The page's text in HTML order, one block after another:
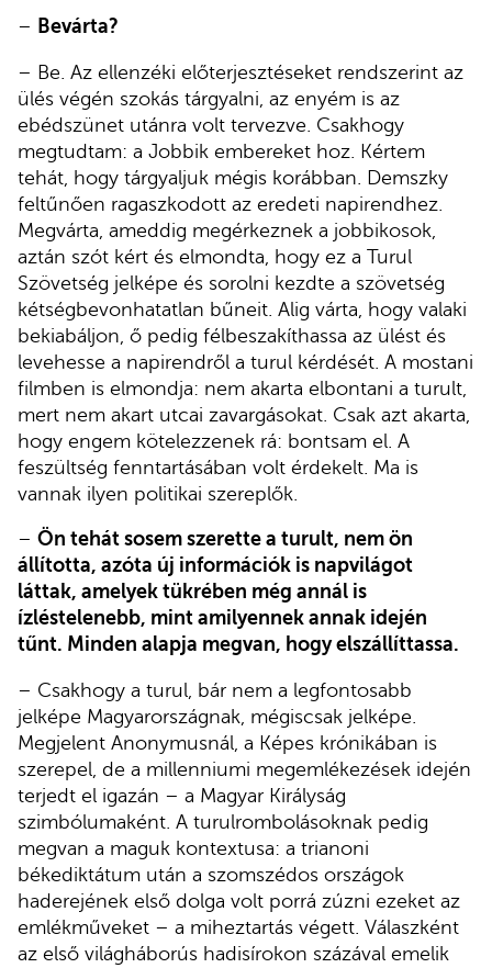
– Bevárta?
– Be. Az ellenzéki előterjesztéseket rendszerint az
ülés végén szokás tárgyalni, az enyém is az
ebédszünet utánra volt tervezve. Csakhogy
megtudtam: a Jobbik embereket hoz. Kértem
tehát, hogy tárgyaljuk mégis korábban. Demszky
feltűnően ragaszkodott az eredeti napirendhez.
Megvárta, ameddig megérkeznek a jobbikosok,
aztán szót kért és elmondta, hogy ez a Turul
Szövetség jelképe és sorolni kezdte a szövetség
kétségbevonhatatlan bűneit. Alig várta, hogy valaki
bekiabáljon, ő pedig félbeszakíthassa az ülést és
levehesse a napirendről a turul kérdését. A mostani
filmben is elmondja: nem akarta elbontani a turult,
mert nem akart utcai zavargásokat. Csak azt akarta,
hogy engem kötelezzenek rá: bontsam el. A
feszültség fenntartásában volt érdekelt. Ma is
vannak ilyen politikai szereplők.
– Ön tehát sosem szerette a turult, nem ön
állította, azóta új információk is napvilágot
láttak, amelyek tükrében még annál is
ízléstelenebb, mint amilyennek annak idején
tűnt. Minden alapja megvan, hogy elszállíttassa.
– Csakhogy a turul, bár nem a legfontosabb
jelképe Magyarországnak, mégiscsak jelképe.
Megjelent Anonymusnál, a Képes krónikában is
szerepel, de a millenniumi megemlékezések idején
terjedt el igazán – a Magyar Királyság
szimbólumaként. A turulrombolásoknak pedig
megvan a maguk kontextusa: a trianoni
békediktátum után a szomszédos országok
haderejének első dolga volt porrá zúzni ezeket az
emlékműveket – a miheztartás végett. Válaszként
az első világháborús hadisírokon százával emelik